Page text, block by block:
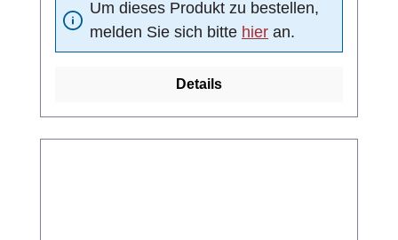
(Kugeldichtung): DelrinNenndruck: PN 25 bar
Um dieses Produkt zu bestellen,
melden Sie sich bitte hier an.
Details